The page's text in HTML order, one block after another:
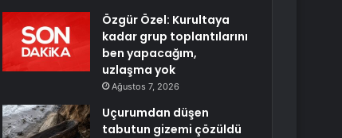
Özgür Özel: Kurultaya
kadar grup toplantılarını
ben yapacağım,
uzlaşma yok
Ağustos 7, 2026
Uçurumdan düşen
tabutun gizemi çözüldü